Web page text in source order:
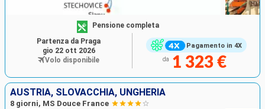
Pagamento in 4X
Pensione completa
da 1 323 €
Partenza da Praga
gio 22 ott 2026
Volo disponibile
AUSTRIA, SLOVACCHIA, UNGHERIA
8 giorni, MS Douce France